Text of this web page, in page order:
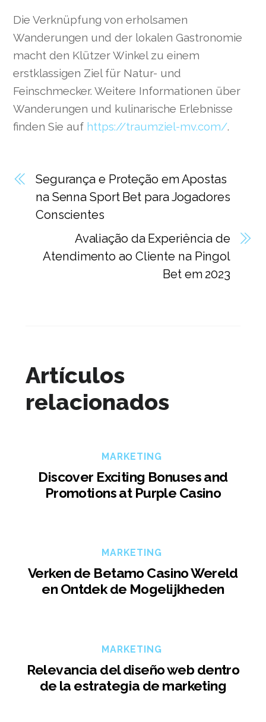
Die Verknüpfung von erholsamen
Wanderungen und der lokalen Gastronomie
macht den Klützer Winkel zu einem
erstklassigen Ziel für Natur- und
Feinschmecker. Weitere Informationen über
Wanderungen und kulinarische Erlebnisse
finden Sie auf https://traumziel-mv.com/.
Segurança e Proteção em Apostas
na Senna Sport Bet para Jogadores
Conscientes
Avaliação da Experiência de
Atendimento ao Cliente na Pingol
Bet em 2023
Artículos
relacionados
MARKETING
Discover Exciting Bonuses and
Promotions at Purple Casino
MARKETING
Verken de Betamo Casino Wereld
en Ontdek de Mogelijkheden
MARKETING
Relevancia del diseño web dentro
de la estrategia de marketing